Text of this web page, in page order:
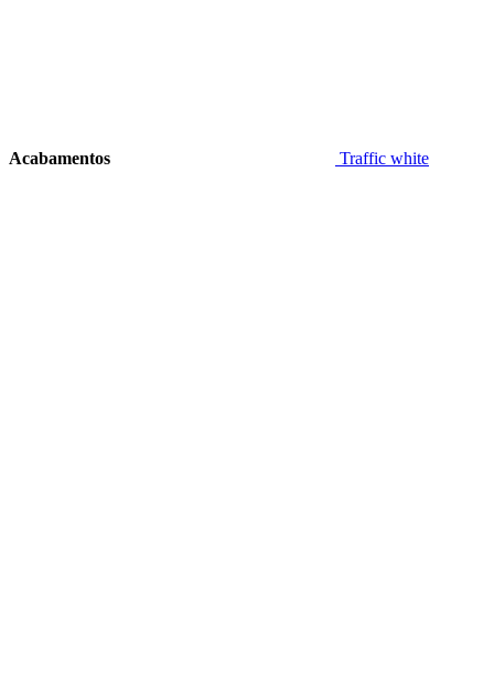
Acabamentos Traffic white